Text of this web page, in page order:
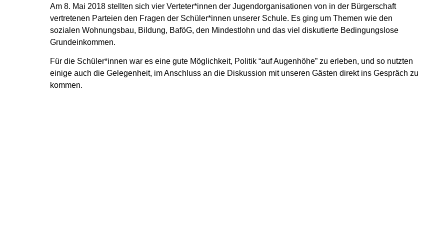
Am 8. Mai 2018 stellten sich vier Verteter*innen der Jugendorganisationen von in der Bürgerschaft
vertretenen Parteien den Fragen der Schüler*innen unserer Schule. Es ging um Themen wie den
sozialen Wohnungsbau, Bildung, BaföG, den Mindestlohn und das viel diskutierte Bedingungslose
Grundeinkommen.
Für die Schüler*innen war es eine gute Möglichkeit, Politik “auf Augenhöhe” zu erleben, und so nutzten
einige auch die Gelegenheit, im Anschluss an die Diskussion mit unseren Gästen direkt ins Gespräch zu
kommen.